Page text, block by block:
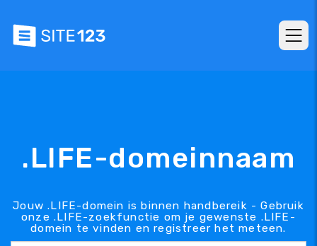
.LIFE-domeinnaam
Jouw .LIFE-domein is binnen handbereik - Gebruik
onze .LIFE-zoekfunctie om je gewenste .LIFE-
domein te vinden en registreer het meteen.